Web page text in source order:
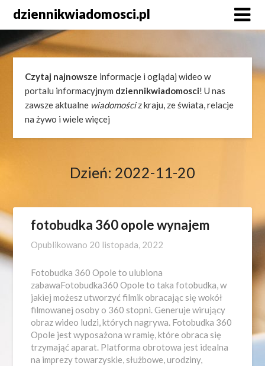
content
dziennikwiadomosci.pl
Czytaj najnowsze informacje i oglądaj wideo w
portalu informacyjnym dziennikwiadomosci! U nas
zawsze aktualne wiadomościz kraju, ze świata, relacje
na żywo i wiele więcej
Dzień: 2022-11-20
fotobudka 360 opole wynajem
Opublikowano 20 listopada, 2022
Fotobudka 360 Opole to ulubiona
zabawaFotobudka360 Opole to taka fotobudka, w
jakiej możesz utworzyć filmik obracając się wokół
filmowanej osoby o 360 stopni. Generuje wirujący
obraz wideo ludzi, których nagrywa. Fotobudka 360
Opole jest wyposażona w ramię, które obraca się
trzymająć aparat. Platforma obrotowa jest idealna
na imprezy towarzyskie, służbowe, urodziny,